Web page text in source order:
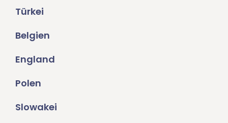
Türkei
Belgien
England
Polen
Slowakei